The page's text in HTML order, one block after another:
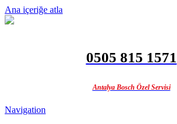
Ana içeriğe atla
0505 815 1571
Antalya Bosch Özel Servisi
Navigation